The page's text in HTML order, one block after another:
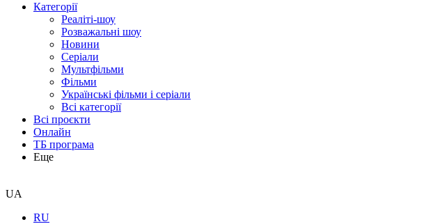
Категорії
Реаліті-шоу
Розважальні шоу
Новини
Серіали
Мультфільми
Фільми
Українські фільми і серіали
Всі категорії
Всі проєкти
Онлайн
ТБ програма
Еще
UA
RU